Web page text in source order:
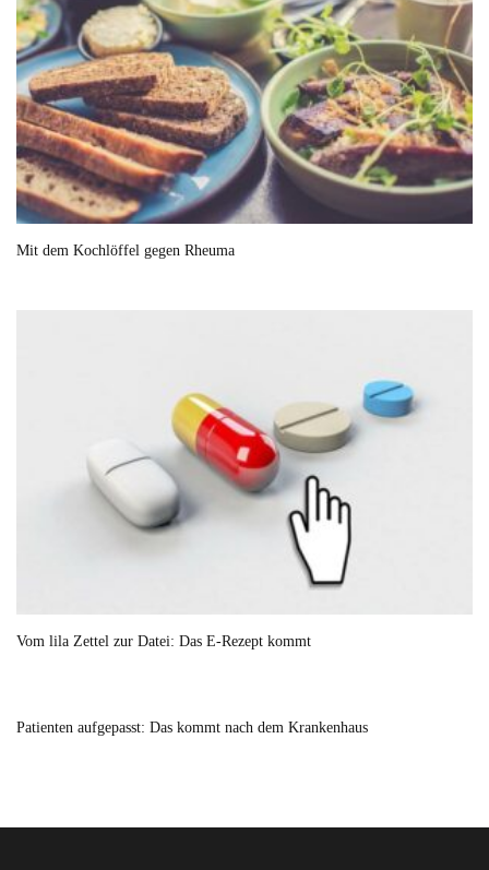
Mit dem Kochlöffel gegen Rheuma
Vom lila Zettel zur Datei: Das E-Rezept kommt
Patienten aufgepasst: Das kommt nach dem Krankenhaus